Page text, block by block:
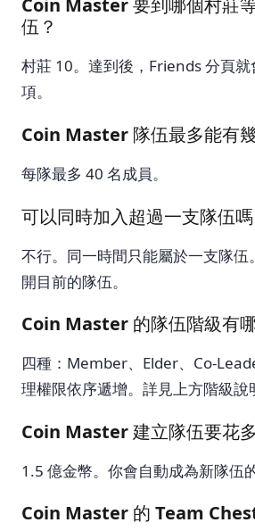
Coin Master 要到哪個村莊
伍？
村莊 10。達到後，Friends 分頁就
項。
Coin Master 隊伍最多能有
每隊最多 40 名成員。
可以同時加入超過一支隊伍嗎
不行。同一時間只能屬於一支隊伍
開目前的隊伍。
Coin Master 的隊伍階級有
四種：Member、Elder、Co-
理權限依序遞增。詳見上方階級說
Coin Master 建立隊伍要花
1.5 億金幣。你會自動成為新隊伍
Coin Master 的 Team